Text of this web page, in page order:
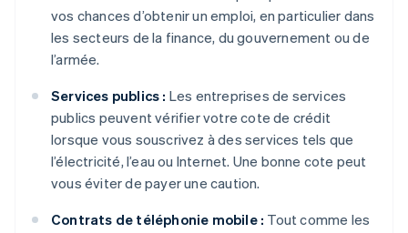
vos chances d’obtenir un emploi, en particulier dans
les secteurs de la finance, du gouvernement ou de
l’armée.
Services publics : Les entreprises de services
publics peuvent vérifier votre cote de crédit
lorsque vous souscrivez à des services tels que
l’électricité, l’eau ou Internet. Une bonne cote peut
vous éviter de payer une caution.
Contrats de téléphonie mobile : Tout comme les